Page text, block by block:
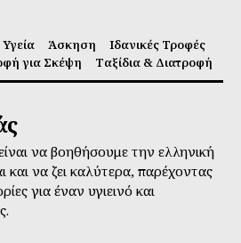
Υγεία Άσκηση
Ιδανικές Τροφές
για Σκέψη Ταξίδια & Διατροφή
να βοηθήσουμε την ελληνική
και να ζει καλύτερα, παρέχοντας
για έναν υγιεινό και